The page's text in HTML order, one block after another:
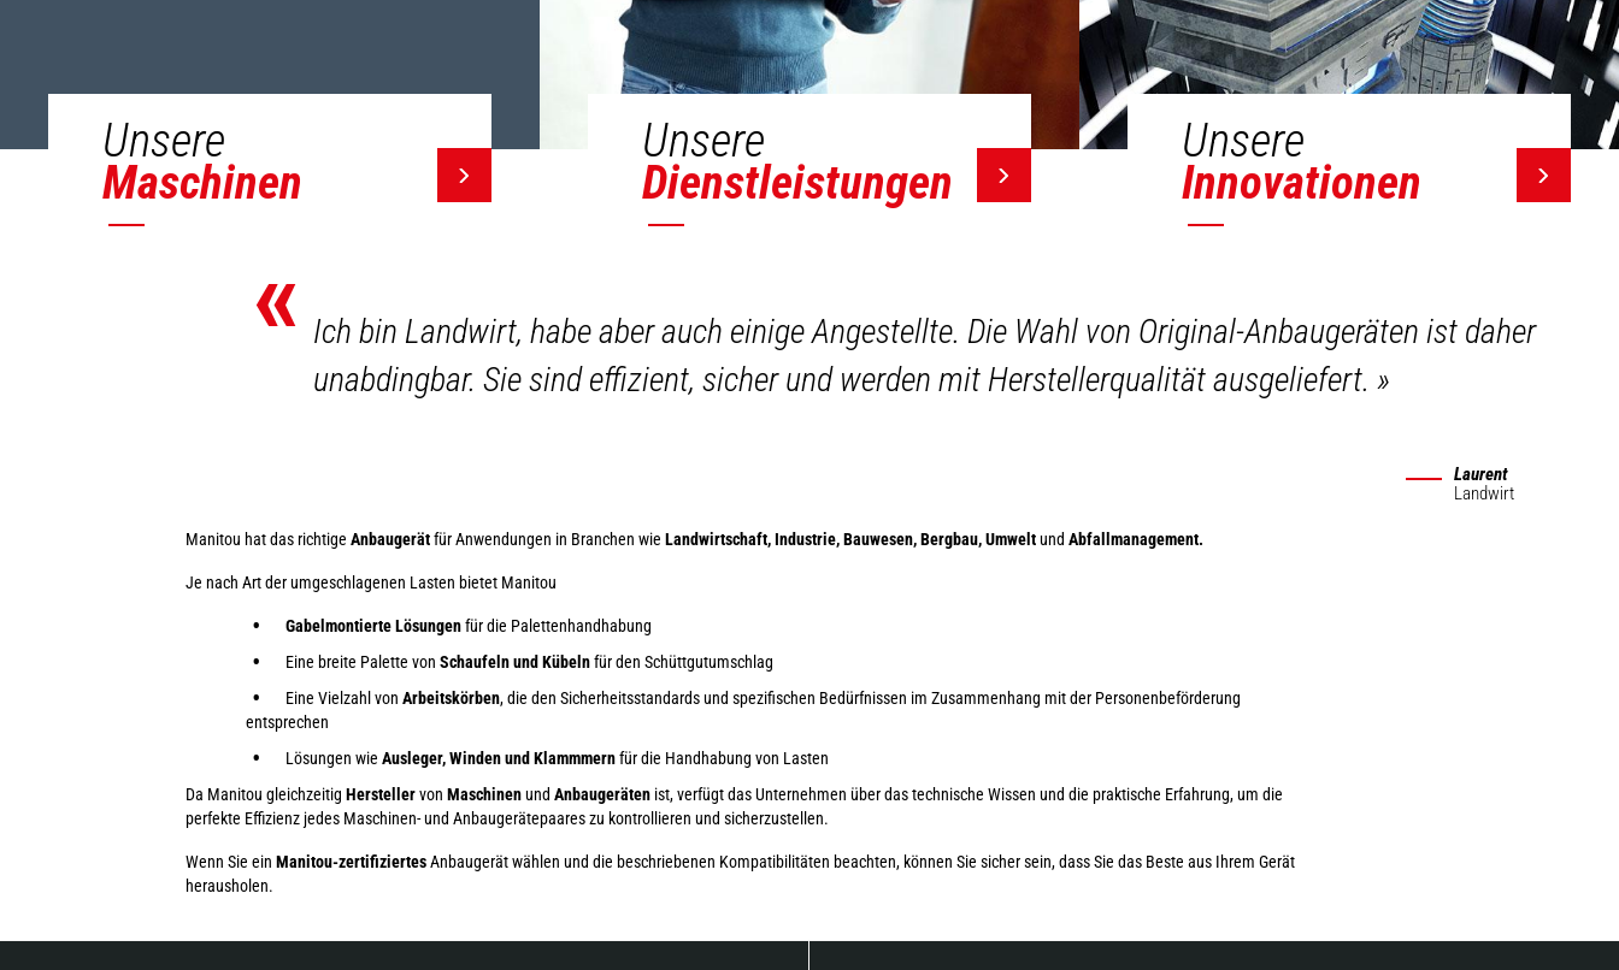
Unsere
Maschinen
Unsere
Dienstleistungen
Unsere
Innovationen
« Ich bin Landwirt, habe aber auch einige Angestellte. Die Wahl von Original-Anbaugeräten ist daher
unabdingbar. Sie sind effizient, sicher und werden mit Herstellerqualität ausgeliefert.»
Laurent
Landwirt
Manitou hat das richtige Anbaugerätfür Anwendungen in Branchen wie Landwirtschaft, Industrie, Bauwesen, Bergbau, Umweltund Abfallmanagement.
Je nach Art der umgeschlagenen Lasten bietet Manitou
Gabelmontierte Lösungenfür die Palettenhandhabung
Eine breite Palette von Schaufeln und Kübelnfür den Schüttgutumschlag
Eine Vielzahl von Arbeitskörben, die den Sicherheitsstandards und spezifischen Bedürfnissen im Zusammenhang mit der Personenbeförderung
entsprechen
Lösungen wie Ausleger, Winden und Klammmernfür die Handhabung von Lasten
Da Manitou gleichzeitig Herstellervon Maschinenund Anbaugeräten ist, verfügt das Unternehmen über das technische Wissen und die praktische Erfahrung, um die
perfekte Effizienz jedes Maschinen- und Anbaugerätepaares zu kontrollieren und sicherzustellen.
Wenn Sie ein Manitou-zertifiziertesAnbaugerät wählen und die beschriebenen Kompatibilitäten beachten, können Sie sicher sein, dass Sie das Beste aus Ihrem Gerät
herausholen.